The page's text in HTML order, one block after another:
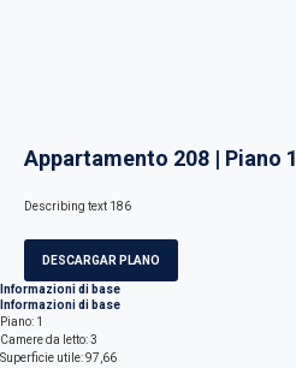
Appartamento 208 | Piano 1
Describing text 186
DESCARGAR PLANO
Informazioni di base
Informazioni di base
Piano: 1
Camere da letto: 3
Superficie utile: 97,66